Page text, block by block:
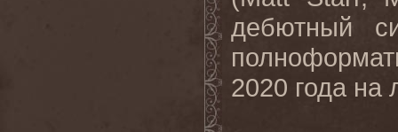
дебютный
2020 года на